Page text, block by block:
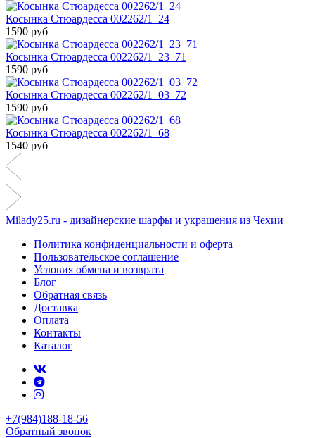
Косынка Стюардесса 002262/1_24
1590 руб
Косынка Стюардесса 002262/1_23_71
1590 руб
Косынка Стюардесса 002262/1_03_72
1590 руб
Косынка Стюардесса 002262/1_68
1540 руб
Milady25.ru - дизайнерские шарфы и украшения из Чехии
Политика конфиденциальности и оферта
Пользовательское соглашение
Условия обмена и возврата
Блог
Обратная связь
Доставка
Оплата
Контакты
Каталог
+7(984)188-18-56
Обратный звонок